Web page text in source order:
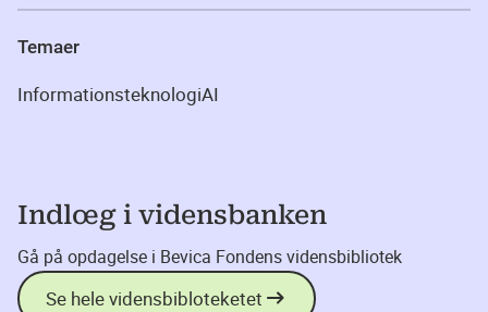
Temaer
InformationsteknologiAI
Indlœg i vidensbanken
Gå på opdagelse i Bevica Fondens vidensbibliotek
Se hele vidensbibloteketet